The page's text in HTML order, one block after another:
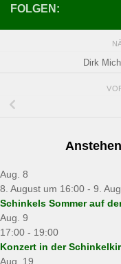
FOLGEN:
Dirk
Aug. 8
8. August um 16:00 - 9.
Schinkels Sommer auf
Aug. 9
17:00 - 19:00
Konzert in der
Aug. 19